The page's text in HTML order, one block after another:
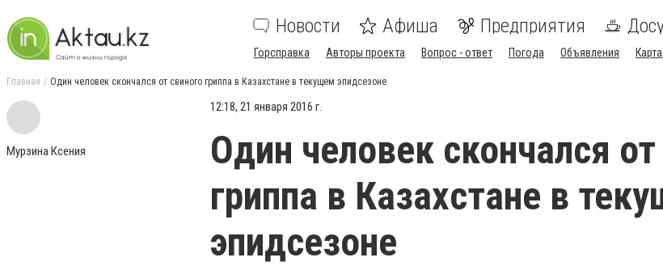
Новости Афиша Предприятия
Горсправка Авторы проекта Вопрос - ответ Погода Объявления
Главная Один человек скончался от свиного гриппа в Казахстане в текущем эпидсезоне
Мурзина Ксения
12:18, 21 января 2016 г.
Один человек скончался
гриппа в Казахстане в
эпидсезоне